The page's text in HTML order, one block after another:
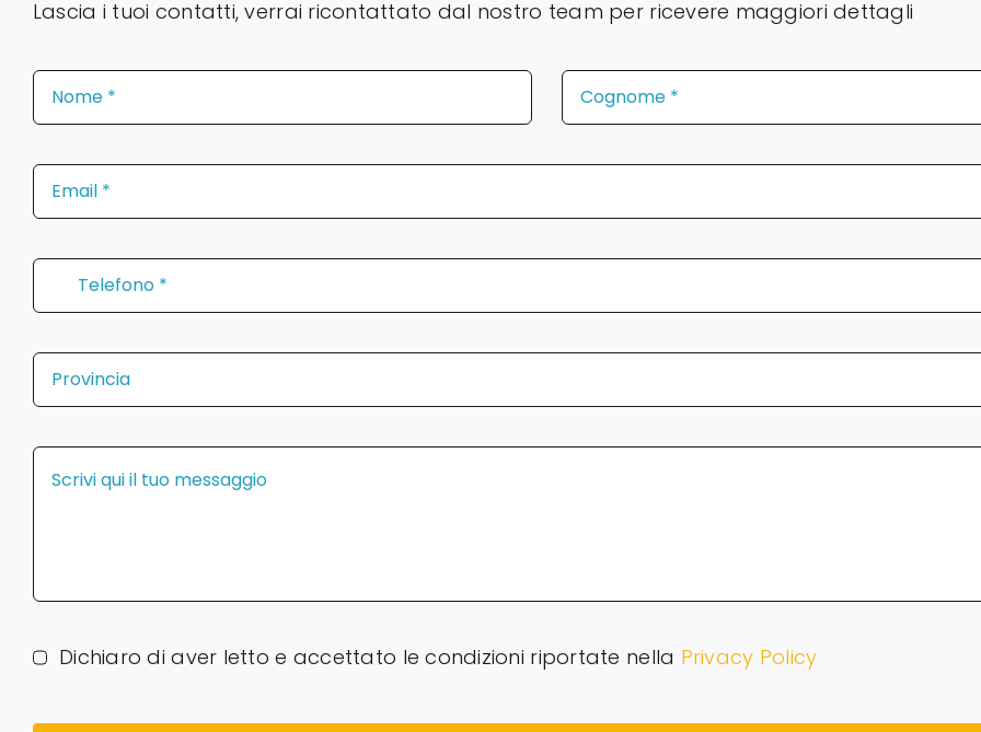
Lascia i tuoi contatti, verrai ricontattato dal nostro team per ricevere maggiori dettagli
Dichiaro di aver letto e accettato le condizioni riportate nella Privacy Policy